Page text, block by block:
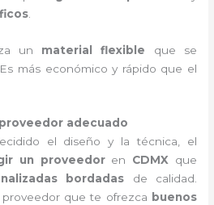
un material flexible que se
más económico y rápido que el
adecuado
el diseño y la técnica, el
un proveedoren CDMX que
bordadas de calidad.
que te ofrezca buenos